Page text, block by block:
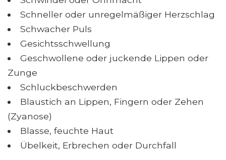
Schneller oder unregelmäßiger Herzschlag
Schwacher Puls
Gesichtsschwellung
Geschwollene oder juckende Lippen oder
Zunge
Schluckbeschwerden
Blaustich an Lippen, Fingern oder Zehen
(Zyanose)
Blasse, feuchte Haut
Übelkeit, Erbrechen oder Durchfall